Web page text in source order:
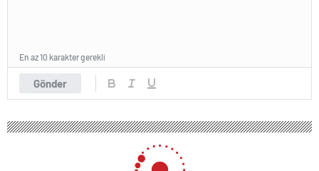
Gönder
En az 10 karakter gerekli